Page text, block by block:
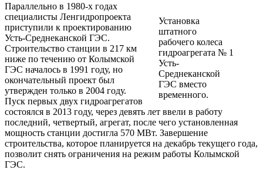
Установка
штатного
рабочего колеса
гидроагрегата № 1
Усть-
Среднеканской
ГЭС вместо
временного.
Параллельно в 1980-х годах
специалисты Ленгидропроекта
приступили к проектированию
Усть-Среднеканской ГЭС.
Строительство станции в 217 км
ниже по течению от Колымской
ГЭС началось в 1991 году, но
окончательный проект был
утвержден только в 2004 году.
Пуск первых двух гидроагрегатов
состоялся в 2013 году, через девять лет ввели в работу
последний, четвертый, агрегат, после чего установленная
мощность станции достигла 570 МВт. Завершение
строительства, которое планируется на декабрь текущего года,
позволит снять ограничения на режим работы Колымской
ГЭС.